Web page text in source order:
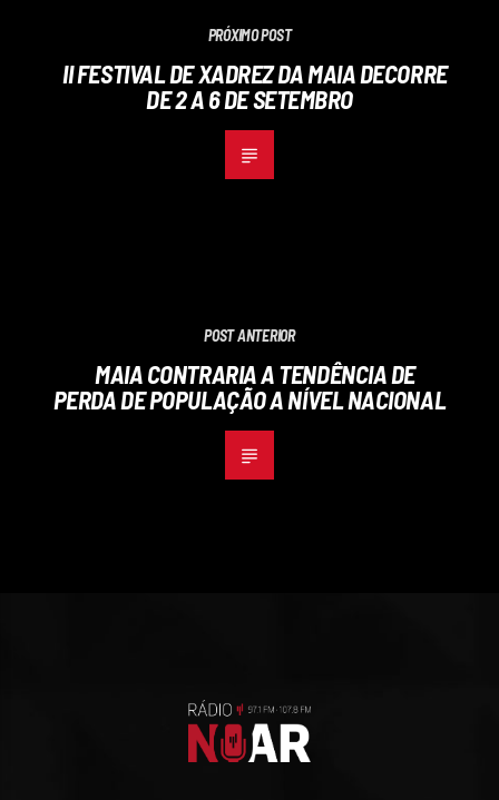
PRÓXIMO POST
II FESTIVAL DE XADREZ DA MAIA DECORRE
DE 2 A 6 DE SETEMBRO
POST ANTERIOR
MAIA CONTRARIA A TENDÊNCIA DE
PERDA DE POPULAÇÃO A NÍVEL NACIONAL